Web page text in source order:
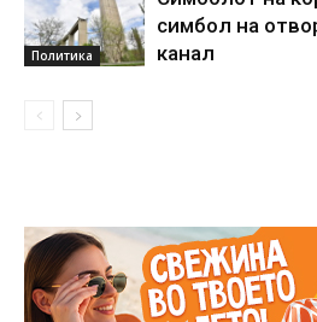
Политика
симбол на
канал